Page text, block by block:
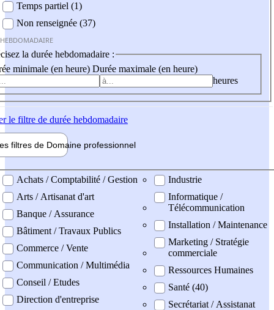
Temps partiel (1)
Non renseignée (37)
la durée hebdomadaire :
minimale (en heure) Durée maximale (en heure)
heures
le filtre de durée hebdomadaire
filtres de Domaine professionnel
professionel
Achats / Comptabilité / Gestion
Arts / Artisanat d'art
Banque / Assurance
Bâtiment / Travaux Publics
Commerce / Vente
Communication / Multimédia
Conseil / Etudes
Direction d'entreprise
Industrie
Informatique /
Télécommunication
Installation / Maintenance
Marketing / Stratégie
commerciale
Ressources Humaines
Santé (40)
Secrétariat / Assistanat